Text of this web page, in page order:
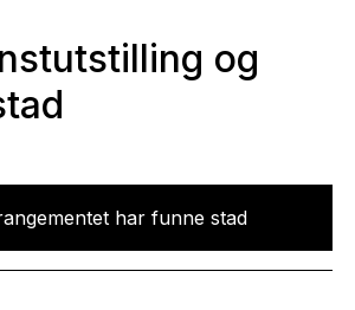
og
har funne stad